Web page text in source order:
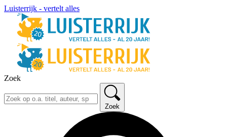
Luisterrijk - vertelt alles
Zoek
Zoek